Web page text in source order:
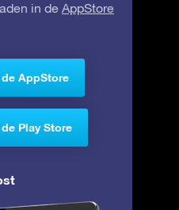
in de AppStore
AppStore
Play Store